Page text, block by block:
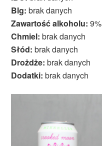
Blg: brak danych
Zawartość alkoholu: 9%
Chmiel: brak danych
Słód: brak danych
Drożdże: brak danych
Dodatki: brak danych